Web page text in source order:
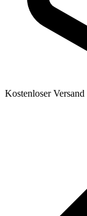
Kostenloser Versand